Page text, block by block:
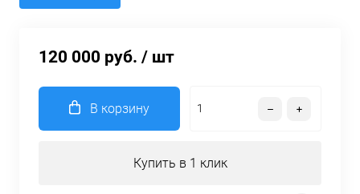
120 000 руб. / шт
В корзину
Купить в 1 клик